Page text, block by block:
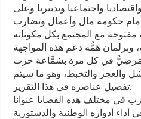
واجتماعيا وتدبيريا وعلى
أمام حكومة مال وأعمال وتضارب
مع المجتمع بكل مكوناته
وبرلمان هَمُّه دعم هذه المواجهة
الْمَرَضِيُّ في كل مرة بشمَّاعة حزب
والعجز والتخبط، وهو ما سيتم
تفصيل عناصره في هذا التقرير.
في مختلف هذه القضايا عنوانا
أدواره الوطنية والدستورية